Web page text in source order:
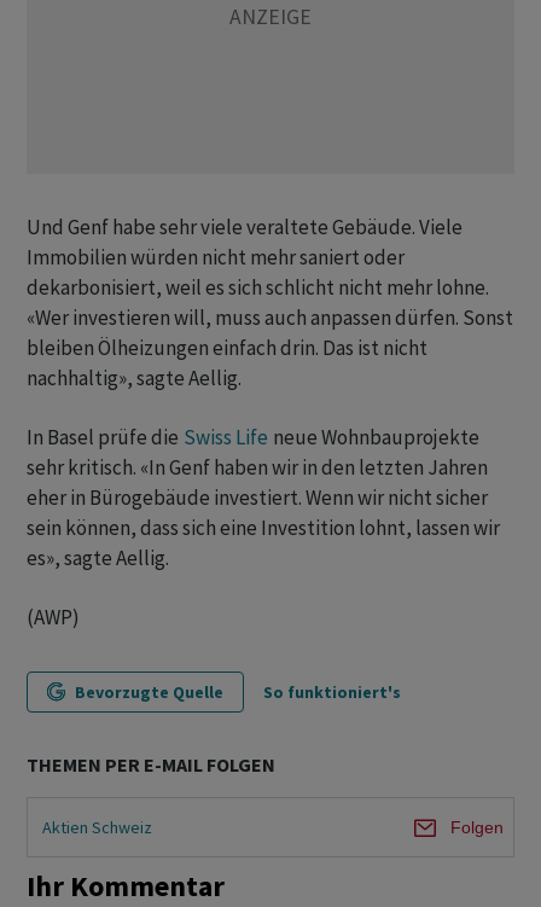
Und Genf habe sehr viele veraltete Gebäude. Viele
Immobilien würden nicht mehr saniert oder
dekarbonisiert, weil es sich schlicht nicht mehr lohne.
«Wer investieren will, muss auch anpassen dürfen. Sonst
bleiben Ölheizungen einfach drin. Das ist nicht
nachhaltig», sagte Aellig.
In Basel prüfe die Swiss Life neue Wohnbauprojekte
sehr kritisch. «In Genf haben wir in den letzten Jahren
eher in Bürogebäude investiert. Wenn wir nicht sicher
sein können, dass sich eine Investition lohnt, lassen wir
es», sagte Aellig.
(AWP)
Bevorzugte Quelle So funktioniert's
THEMEN PER E-MAIL FOLGEN
Aktien Schweiz Folgen
Ihr Kommentar